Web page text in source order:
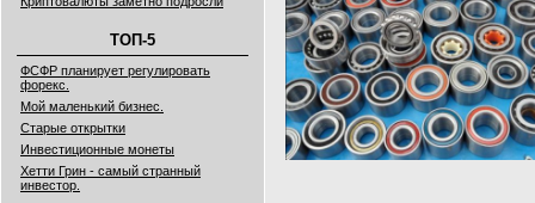
ТОП-5
ФСФР планирует регулировать
форекс.
Мой маленький бизнес.
Старые открытки
Инвестиционные монеты
Хетти Грин - самый странный
инвестор.